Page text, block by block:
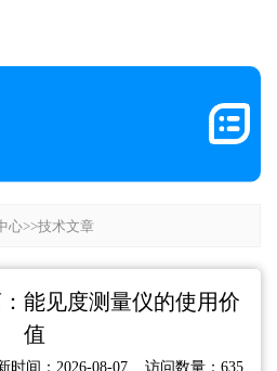
心>>技术文章
能见度测量仪的使用价
值
间：2026-08-07 访问数量：635